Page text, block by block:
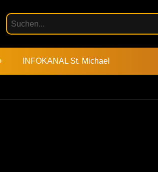
INFOKANAL St. Michael